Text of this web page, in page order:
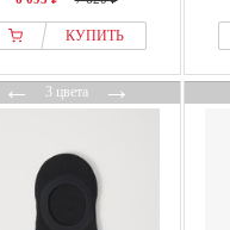
КУПИТЬ
←3 цвета→